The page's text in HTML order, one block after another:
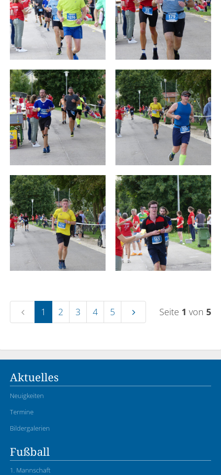
Seite 1 von 5
1 2 3 4 5
Aktuelles
Neuigkeiten
Termine
Bildergalerien
Fußball
1. Mannschaft